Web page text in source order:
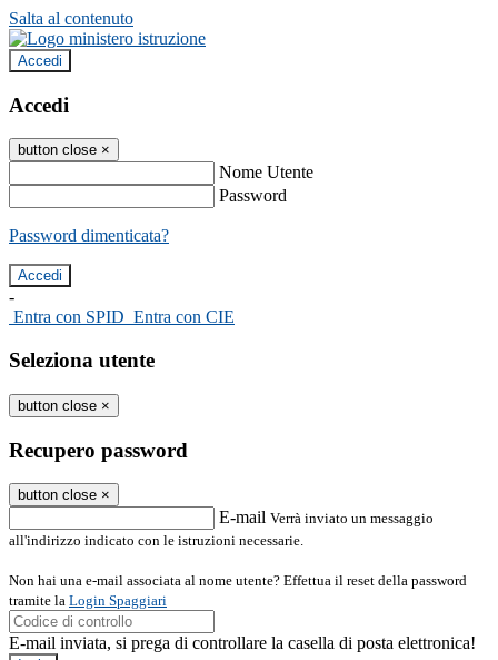
Salta al contenuto
Accedi
Accedi
button close ×
Nome Utente
Password
Password dimenticata?
-
Entra con SPID Entra con CIE
Seleziona utente
button close ×
Recupero password
button close ×
E-mail Verrà inviato un messaggio
all'indirizzo indicato con le istruzioni necessarie.
Non hai una e-mail associata al nome utente? Effettua il reset della password
tramite la Login Spaggiari
E-mail inviata, si prega di controllare la casella di posta elettronica!